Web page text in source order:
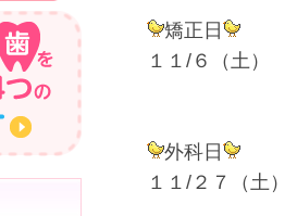
矯正日
１１/６（土）
外科日
１１/２７（土）